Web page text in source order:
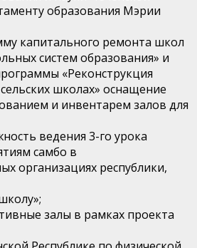
образования Мэрии
капитального ремонта школ
систем образования» и
«Реконструкция
школах» оснащение
и инвентарем залов для
ведения 3-го урока
самбо в
организациях республики,
залы в рамках проекта